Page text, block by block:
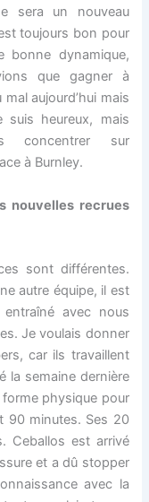
sera un nouveau
toujours bon pour
bonne dynamique,
que gagner à
aujourd’hui mais
heureux, mais
concentrer sur
à Burnley.
nouvelles recrues
sont différentes.
autre équipe, il est
avec nous
Je voulais donner
car ils travaillent
la semaine dernière
physique pour
90 minutes. Ses 20
Ceballos est arrivé
et a dû stopper
avec la